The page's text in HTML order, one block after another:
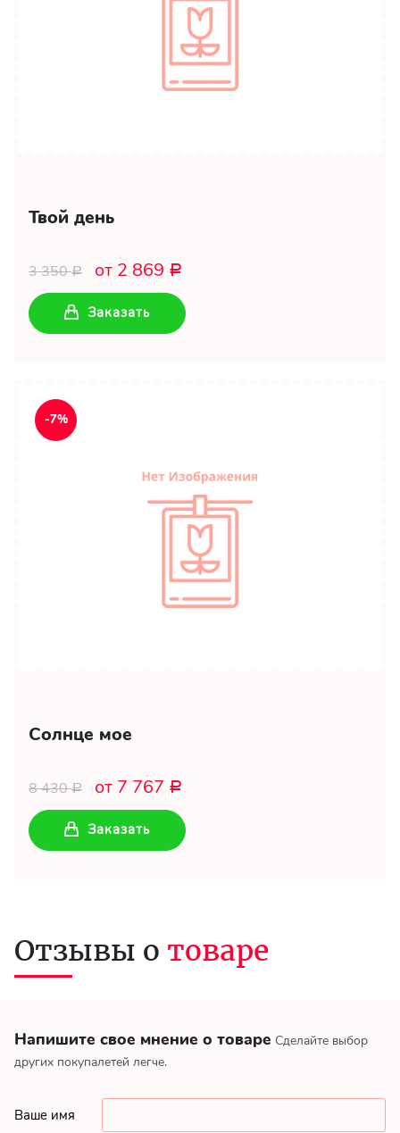
Твой день
3 350Р от 2 869 Р
Заказать
-7%
Солнце мое
8 430Р от 7 767 Р
Заказать
Напишите свое мнение о товаре Сделайте выбор
других покупалетей легче.
Ваше имя
Отзывы о товаре